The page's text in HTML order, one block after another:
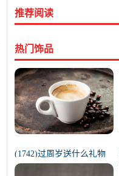
推荐阅读
热门饰品
(1742)过周岁送什么礼物
好（1岁宝宝礼物排行榜）